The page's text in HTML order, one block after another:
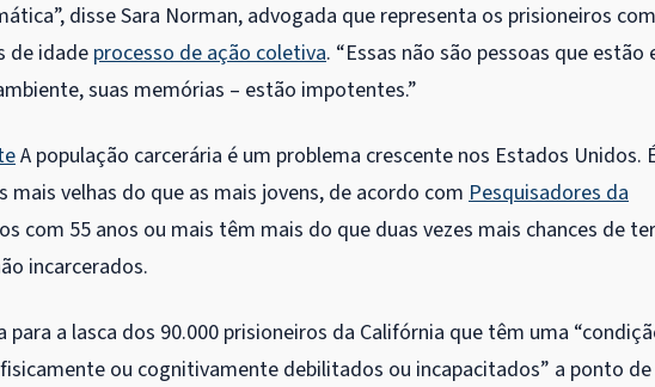
disse Sara Norman, advogada que representa os prisioneiros
de idadeprocesso de ação coletiva. “Essas não são pessoas que estão
suas memórias – estão impotentes.”
A população carcerária é um problema crescente nos Estados Unidos.
mais velhas do que as mais jovens, de acordo com Pesquisadores da
com 55 anos ou mais têm mais do que duas vezes mais chances de ter
incarcerados.
a lasca dos 90.000 prisioneiros da Califórnia que têm uma
ou cognitivamente debilitados ou incapacitados” a ponto de